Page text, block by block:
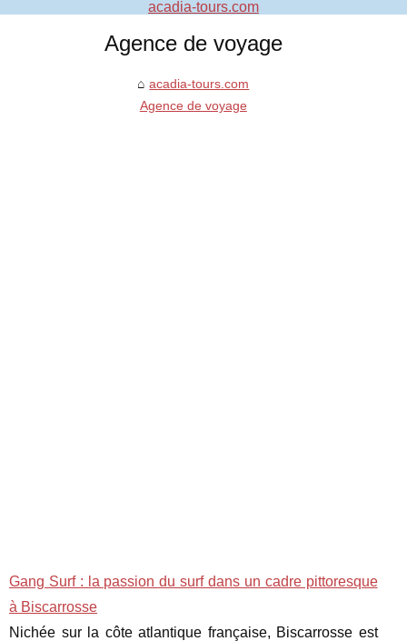
Agence de voyage
acadia-tours.com
Agence de voyage
Gang Surf : la passion du surf dans un cadre pittoresque
à Biscarrosse
Nichée sur la côte atlantique française, Biscarrosse est
acadia-tours.com